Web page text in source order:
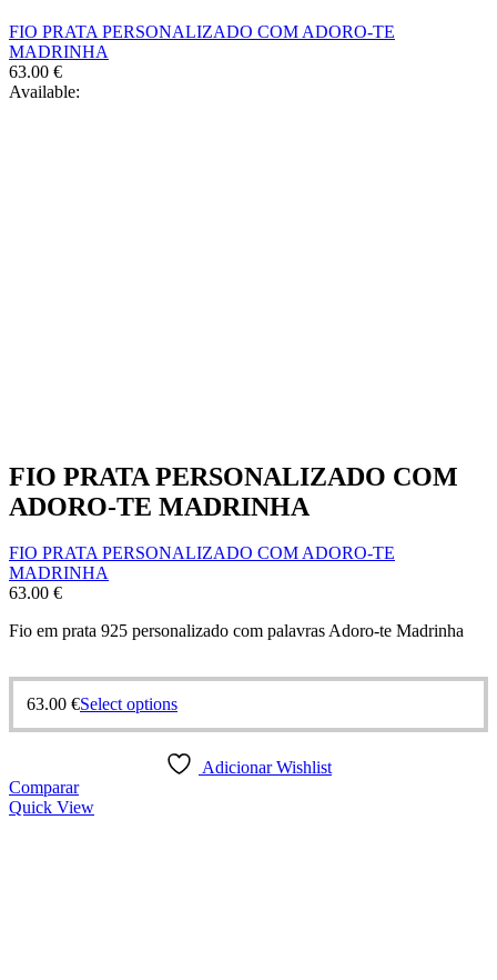
FIO PRATA PERSONALIZADO COM ADORO-TE
MADRINHA
63.00 €
Available:
FIO PRATA PERSONALIZADO COM
ADORO-TE MADRINHA
FIO PRATA PERSONALIZADO COM ADORO-TE
MADRINHA
63.00 €
Fio em prata 925 personalizado com palavras Adoro-te Madrinha
63.00 €Select options
Adicionar Wishlist
Comparar
Quick View